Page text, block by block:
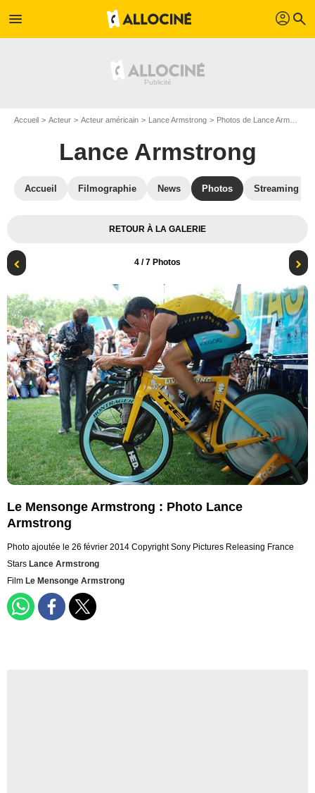
menu profil search
Accueil Acteur Acteur américain Lance Armstrong Photos de Lance Armstrong
Lance Armstrong
Accueil Filmographie News Photos Streaming
RETOUR À LA GALERIE
4 / 7 Photos
Le Mensonge Armstrong : Photo Lance
Armstrong
Photo ajoutée le 26 février 2014 Copyright Sony Pictures Releasing France
Stars Lance Armstrong
Film Le Mensonge Armstrong